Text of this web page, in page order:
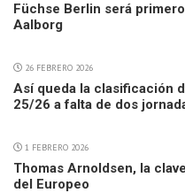
Füchse Berlin será
Aalborg
26 FEBRERO 2026
Así queda la clasificación
25/26 a falta de dos
1 FEBRERO 2026
Thomas Arnoldsen, la
del Europeo